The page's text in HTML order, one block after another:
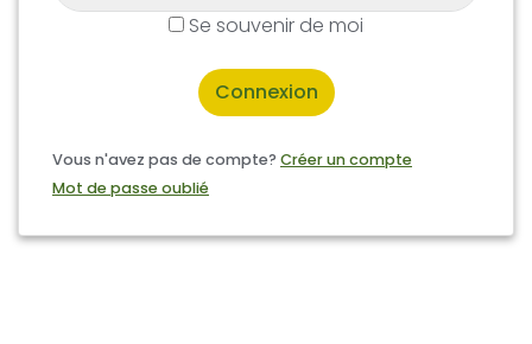
Se souvenir de moi
Connexion
Vous n'avez pas de compte? Créer un compte
Mot de passe oublié